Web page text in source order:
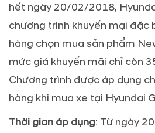
hết ngày 20/02/2018,
chương trình khuyến mại đặc
hàng chọn mua sản phẩm
mức giá khuyến mãi chỉ còn
Chương trình được áp dụng
hàng khi mua xe tại Hyundai
Thời gian áp dụng: Từ ngày